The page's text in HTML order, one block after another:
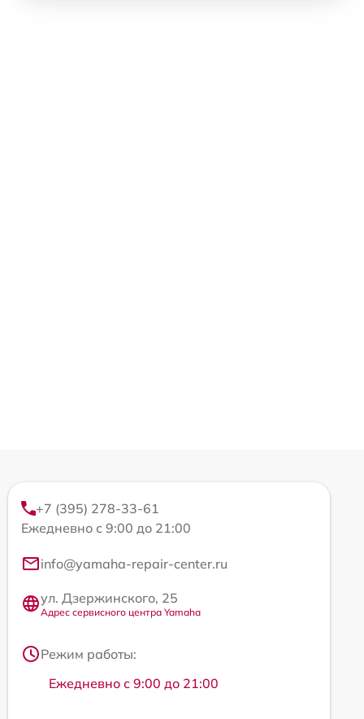
+7 (395) 278-33-61
Ежедневно с 9:00 до 21:00
info@yamaha-repair-center.ru
ул. Дзержинского, 25
Адрес сервисного центра Yamaha
Режим работы:
Ежедневно с 9:00 до 21:00